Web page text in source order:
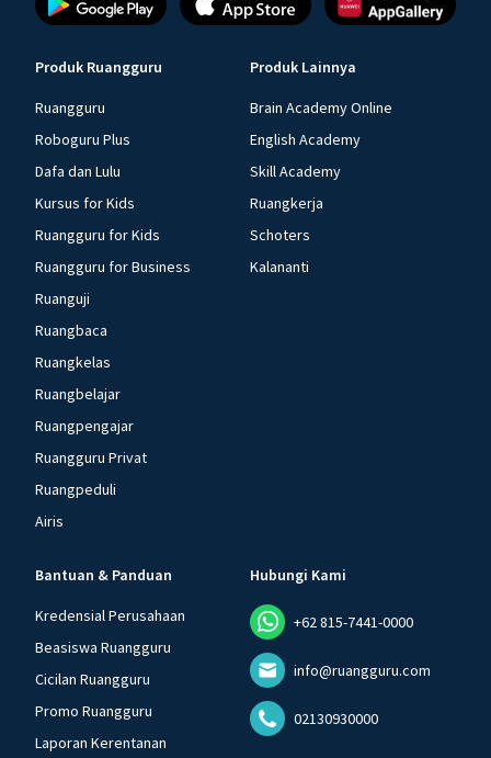
Produk Ruangguru
Ruangguru
Roboguru Plus
Dafa dan Lulu
Kursus for Kids
Ruangguru for Kids
Ruangguru for Business
Ruanguji
Ruangbaca
Ruangkelas
Ruangbelajar
Ruangpengajar
Ruangguru Privat
Ruangpeduli
Airis
Produk Lainnya
Brain Academy Online
English Academy
Skill Academy
Ruangkerja
Schoters
Kalananti
Bantuan & Panduan
Kredensial Perusahaan
Beasiswa Ruangguru
Cicilan Ruangguru
Promo Ruangguru
Laporan Kerentanan
Hubungi Kami
+62 815-7441-0000
info@ruangguru.com
02130930000